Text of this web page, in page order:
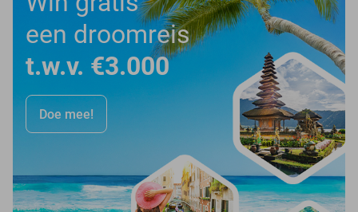
een droomreis
t.w.v. €3.000
Doe mee!